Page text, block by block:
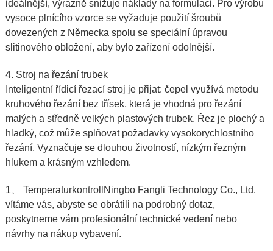
ideálnější, výrazně snižuje náklady na formulaci. Pro výrobu
vysoce plnícího vzorce se vyžaduje použití šroubů
dovezených z Německa spolu se speciální úpravou
slitinového obložení, aby bylo zařízení odolnější.
4. Stroj na řezání trubek
Inteligentní řídicí řezací stroj je přijat: čepel využívá metodu
kruhového řezání bez třísek, která je vhodná pro řezání
malých a středně velkých plastových trubek. Řez je plochý a
hladký, což může splňovat požadavky vysokorychlostního
řezání. Vyznačuje se dlouhou životností, nízkým řezným
hlukem a krásným vzhledem.
1、 Temperaturkontroll Ningbo Fangli Technology Co., Ltd.
vítáme vás, abyste se obrátili na podrobný dotaz,
poskytneme vám profesionální technické vedení nebo
návrhy na nákup vybavení.